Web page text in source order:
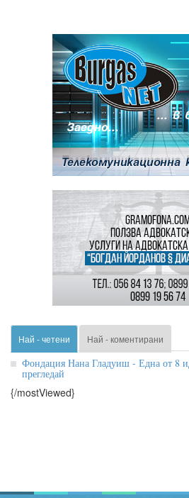
Най - четени Най - коментирани
Фондация Нана Гладуиш - Една от 8
прегледай
{/mostViewed}